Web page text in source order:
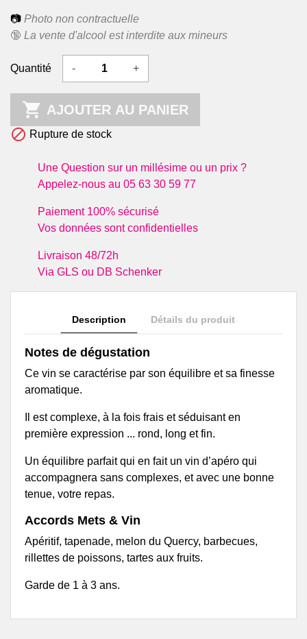
📷 Photo non contractuelle
🔞 La vente d'alcool est interdite aux mineurs
Quantité - +
 AJOUTER AU PANIER
 Rupture de stock
Une Question sur un millésime ou un prix ?
Appelez-nous au 05 63 30 59 77
Paiement 100% sécurisé
Vos données sont confidentielles
Livraison 48/72h
Via GLS ou DB Schenker
Description Détails du produit
Notes de dégustation
Ce vin se caractérise par son équilibre et sa finesse
aromatique.
Il est complexe, à la fois frais et séduisant en
première expression ... rond, long et fin.
Un équilibre parfait qui en fait un vin d’apéro qui
accompagnera sans complexes, et avec une bonne
tenue, votre repas.
Accords Mets & Vin
Apéritif, tapenade, melon du Quercy, barbecues,
rillettes de poissons, tartes aux fruits.
Garde de 1 à 3 ans.